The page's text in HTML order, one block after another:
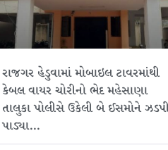
રાજગર હેડુવામાં મોબાઇલ ટાવરમાંથી
કેબલ વાયર ચોરીનો ભેદ મહેસાણા
તાલુકા પોલીસે ઉકેલી બે ઈસમોને
પાડ્યા…